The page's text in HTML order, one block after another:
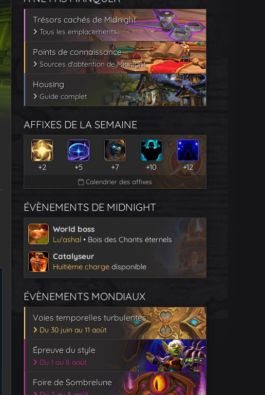
Trésors cachés de Midnight
Tous les emplacements
Points de connaissance
Sources d'obtention de Midnight
Housing
Guide complet
AFFIXES DE LA SEMAINE
+2 +5 +7 +10 +12
Calendrier des affixes
ÉVÈNEMENTS DE MIDNIGHT
World boss
Lu'ashal • Bois des Chants éternels
Catalyseur
Huitième charge disponible
ÉVÈNEMENTS MONDIAUX
Voies temporelles turbulentes
Du 30 juin au 11 août
Épreuve du style
Du 1 au 8 août
Foire de Sombrelune